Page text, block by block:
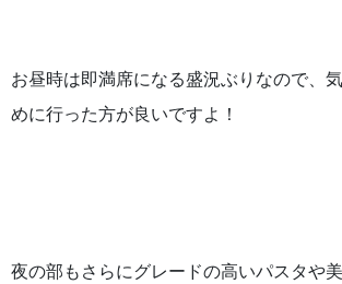
お昼時は即満席になる盛況ぶりなので、
めに行った方が良いですよ！
夜の部もさらにグレードの高いパスタや